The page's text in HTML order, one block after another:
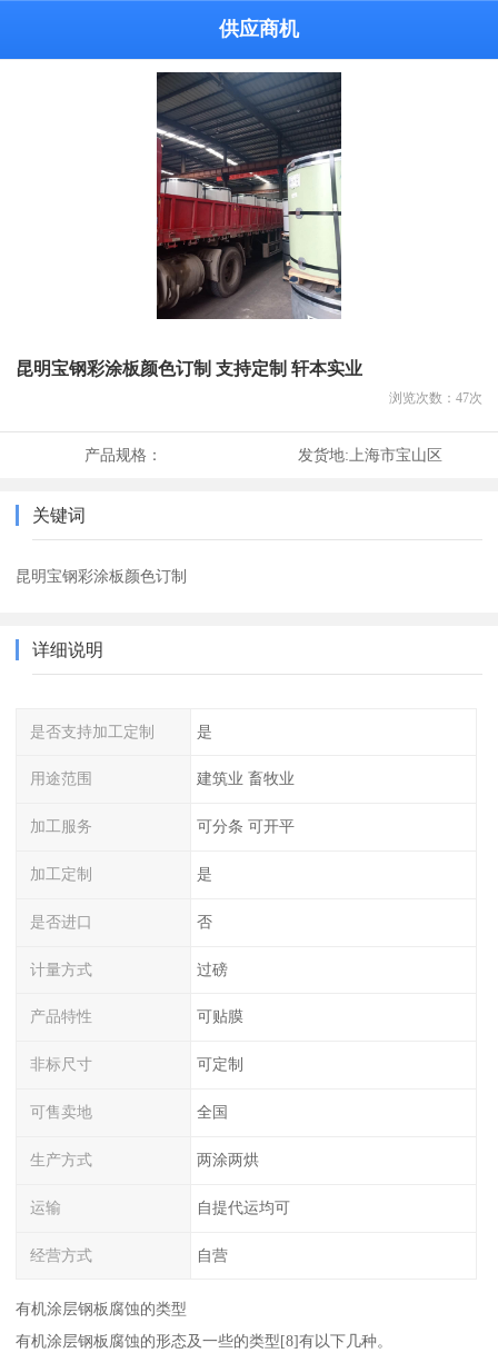
供应商机
昆明宝钢彩涂板颜色订制 支持定制 轩本实业
浏览次数： 47次
产品规格： 发货地:上海市宝山区
关键词
昆明宝钢彩涂板颜色订制
详细说明
是否支持加工定制 是
用途范围 建筑业 畜牧业
加工服务 可分条 可开平
加工定制 是
是否进口 否
计量方式 过磅
产品特性 可贴膜
非标尺寸 可定制
可售卖地 全国
生产方式 两涂两烘
运输 自提代运均可
经营方式 自营
有机涂层钢板腐蚀的类型
有机涂层钢板腐蚀的形态及一些的类型[8]有以下几种。